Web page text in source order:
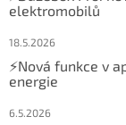
elektromobilů
18.5.2026
⚡Nová funkce v
energie
6.5.2026